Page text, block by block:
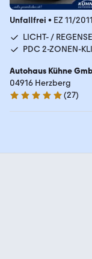
Unfallfrei • EZ 11/2011
LICHT- /
PDC 2-ZONEN-
Autohaus Kühne
04916 Herzberg
4.9 Sterne
(27)